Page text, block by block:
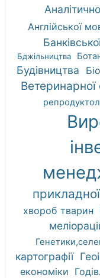
Англійської
Бджільництва
Будівництва
Ветеринарної
хвороб тварин
картографії
економіки